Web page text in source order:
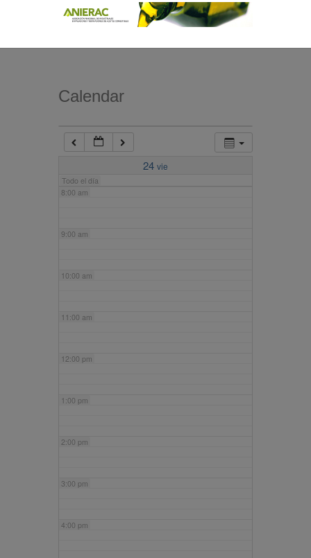
Calendar
24 vie
Todo el día
7:00 am
8:00 am
9:00 am
10:00 am
11:00 am
12:00 pm
1:00 pm
2:00 pm
3:00 pm
4:00 pm